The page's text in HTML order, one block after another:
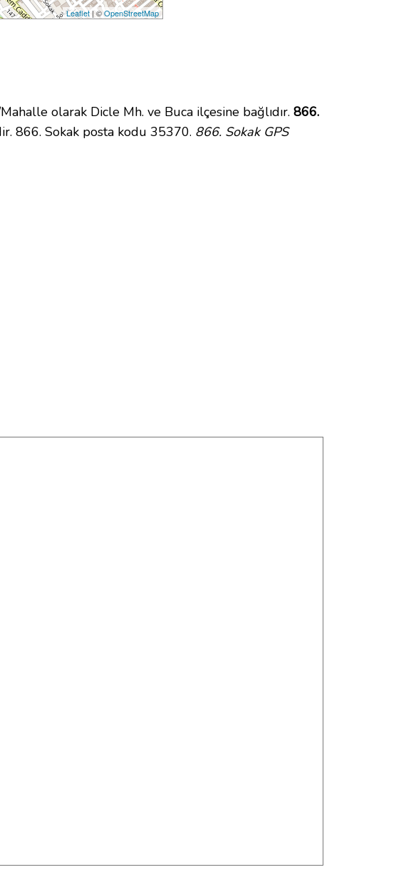
Leaflet| ©OpenStreetMap
olarak Dicle Mh. ve Buca ilçesine bağlıdır. 866.
866. Sokak posta kodu 35370. 866. Sokak GPS